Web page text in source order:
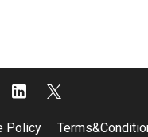
Policy